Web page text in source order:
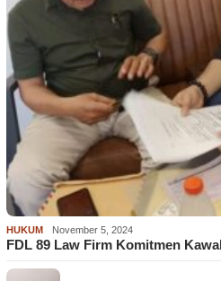
HUKUM November 5, 2024
FDL 89 Law Firm Komitmen